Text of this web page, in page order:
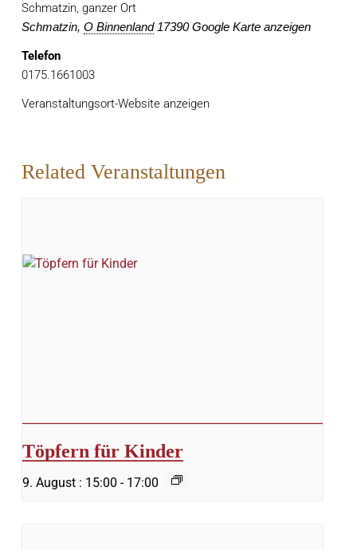
Schmatzin, ganzer Ort
Schmatzin, O Binnenland 17390 Google Karte anzeigen
Telefon
0175.1661003
Veranstaltungsort-Website anzeigen
Related Veranstaltungen
Töpfern für Kinder
9. August : 15:00 - 17:00